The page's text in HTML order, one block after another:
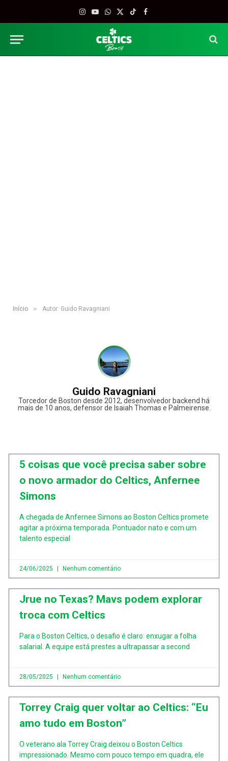
Instagram
YouTube
WhatsApp
X
TikTokFacebook
Início » Autor: Guido Ravagniani
Guido Ravagniani
Torcedor de Boston desde 2012, desenvolvedor backend há
mais de 10 anos, defensor de Isaiah Thomas e Palmeirense.
5 coisas que você precisa saber sobre
o novo armador do Celtics, Anfernee
Simons
A chegada de Anfernee Simons ao Boston Celtics promete
agitar a próxima temporada. Pontuador nato e com um
talento especial
24/06/2025 Nenhum comentário
Jrue no Texas? Mavs podem explorar
troca com Celtics
Para o Boston Celtics, o desafio é claro: enxugar a folha
salarial. A equipe está prestes a ultrapassar a second
28/05/2025 Nenhum comentário
Torrey Craig quer voltar ao Celtics: “Eu
amo tudo em Boston”
O veterano ala Torrey Craig deixou o Boston Celtics
impressionado. Mesmo com pouco tempo em quadra, ele